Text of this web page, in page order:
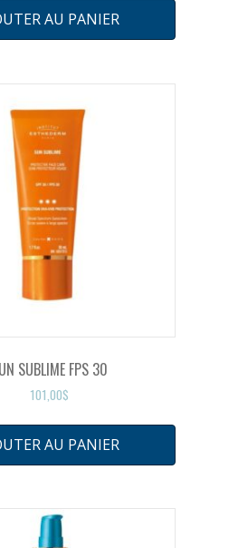
AU PANIER
SUBLIME FPS 30
101,00$
AU PANIER